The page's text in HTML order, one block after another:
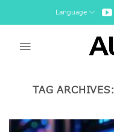
to
Language
TAG ARCHIVES: